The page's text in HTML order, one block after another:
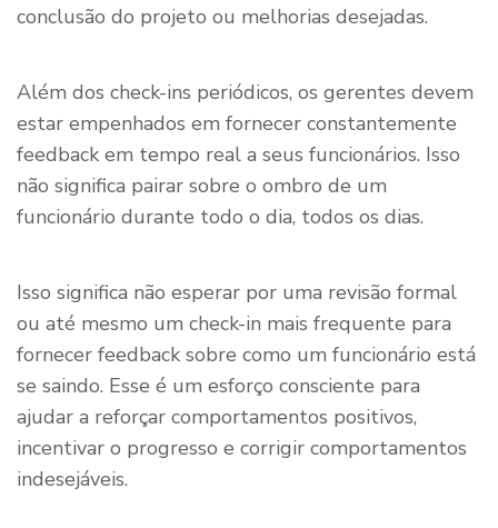
conclusão do projeto ou melhorias desejadas.
Além dos check-ins periódicos, os gerentes devem
estar empenhados em fornecer constantemente
feedback em tempo real a seus funcionários. Isso
não significa pairar sobre o ombro de um
funcionário durante todo o dia, todos os dias.
Isso significa não esperar por uma revisão formal
ou até mesmo um check-in mais frequente para
fornecer feedback sobre como um funcionário está
se saindo. Esse é um esforço consciente para
ajudar a reforçar comportamentos positivos,
incentivar o progresso e corrigir comportamentos
indesejáveis.